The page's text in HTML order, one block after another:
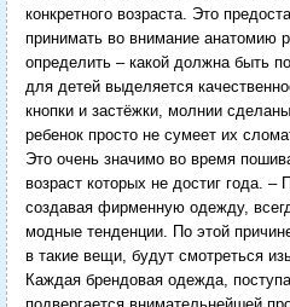
конкретного возраста. Это
принимать во внимание анатомию
определить – какой должна быть
для детей выделяется
кнопки и застёжки, молнии
ребенок просто не сумеет их
Это очень значимо во время
возраст которых не достиг года.
создавая фирменную одежду,
модные тенденции. По этой
в такие вещи, будут смотреться
Каждая брендовая одежда,